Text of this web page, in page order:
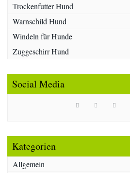
Trockenfutter Hund
Warnschild Hund
Windeln für Hunde
Zuggeschirr Hund
Social Media
Kategorien
Allgemein